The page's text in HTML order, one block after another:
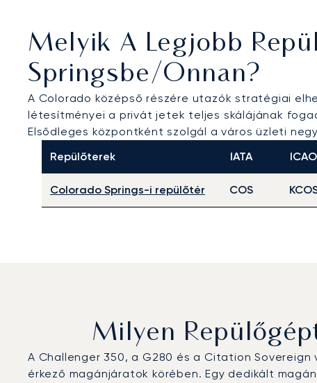
Melyik A Legjobb
Springsbe/onnan?
A Colorado középső részére utazók stratégiai
létesítményei a privát jetek teljes skálájának
Elsődleges központként szolgál a város üzleti
Repülőterek
IATA ICAO
Colorado Springs-i repülőtér COS
Milyen
A Challenger 350, a G280 és a Citation
érkező magánjáratok körében. Egy dedikált